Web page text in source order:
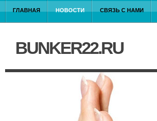
ГЛАВНАЯ НОВОСТИ СВЯЗЬ С НАМИ
BUNKER22.RU